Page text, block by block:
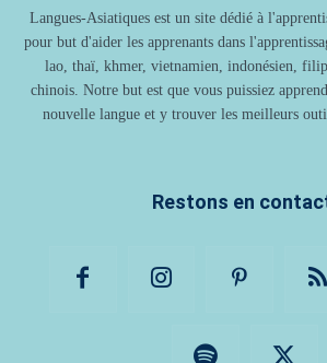
Langues-Asiatiques est un site dédié à
pour but d'aider les apprenants dans
lao, thaï, khmer, vietnamien, indonésien,
chinois. Notre but est que vous puissiez
nouvelle langue et y trouver les meilleurs
Restons en